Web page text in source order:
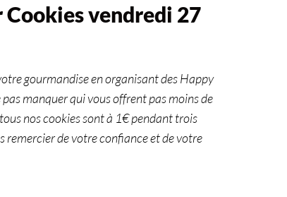
vendredi 27
gourmandise en organisant des Happy
manquer qui vous offrent pas moins de
nos cookies sont à 1€ pendant trois
remercier de votre confiance et de votre